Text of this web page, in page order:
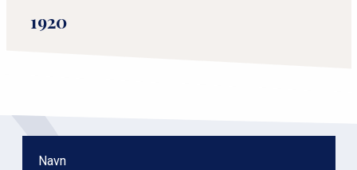
1920
r
Navn